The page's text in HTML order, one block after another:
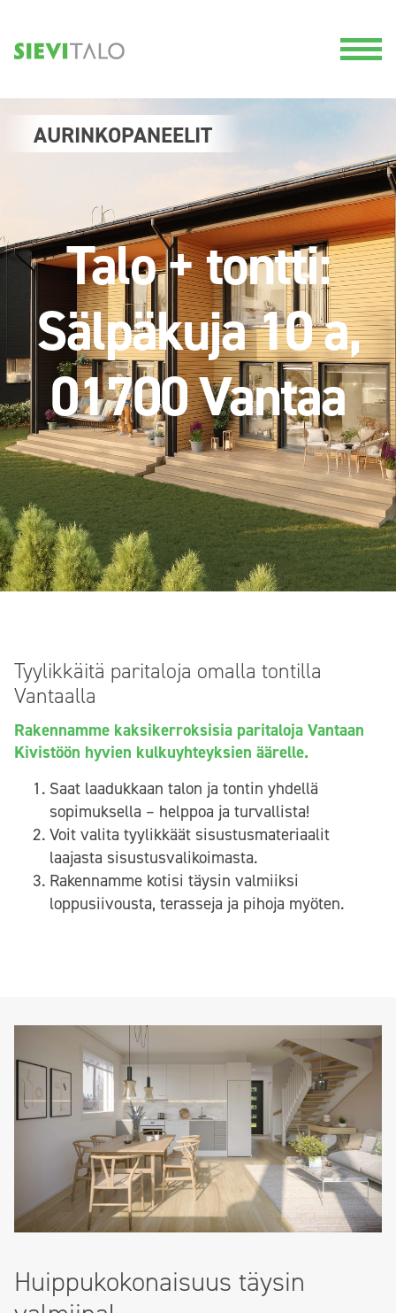
AURINKOPANEELIT
Talo + tontti:
Sälpäkuja 10 a,
01700 Vantaa
Tyylikkäitä paritaloja omalla tontilla
Vantaalla
Rakennamme kaksikerroksisia paritaloja Vantaan
Kivistöön hyvien kulkuyhteyksien äärelle.
Saat laadukkaan talon ja tontin yhdellä
sopimuksella – helppoa ja turvallista!
Voit valita tyylikkäät sisustusmateriaalit
laajasta sisustusvalikoimasta.
Rakennamme kotisi täysin valmiiksi
loppusiivousta, terasseja ja pihoja myöten.
Huippukokonaisuus täysin